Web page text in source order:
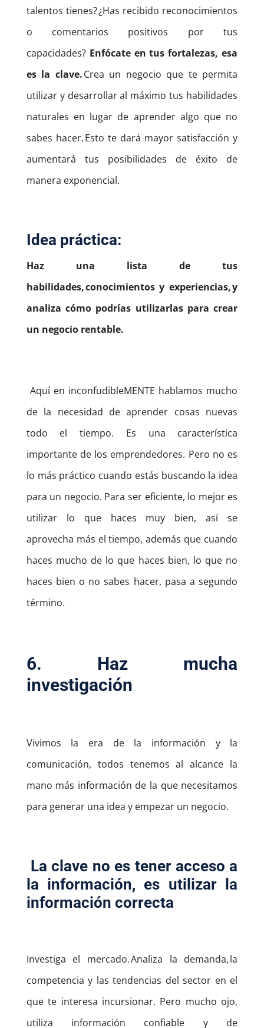
talentos tienes? ¿Has recibido reconocimientos
o comentarios positivos por tus
capacidades? Enfócate en tus fortalezas, esa
es la clave.Crea un negocio que te permita
utilizar y desarrollar al máximo tus habilidades
naturales en lugar de aprender algo que no
sabes hacer. Esto te dará mayor satisfacción y
aumentará tus posibilidades de éxito de
manera exponencial.
Idea práctica:
Haz una lista de tus
habilidades, conocimientos y experiencias, y
analiza cómo podrías utilizarlas para crear
un negocio rentable.
Aquí en inconfudibleMENTE hablamos mucho
de la necesidad de aprender cosas nuevas
todo el tiempo. Es una característica
importante de los emprendedores. Pero no es
lo más práctico cuando estás buscando la idea
para un negocio. Para ser eficiente, lo mejor es
utilizar lo que haces muy bien, así se
aprovecha más el tiempo, además que cuando
haces mucho de lo que haces bien, lo que no
haces bien o no sabes hacer, pasa a segundo
término.
6. Haz mucha
investigación
Vivimos la era de la información y la
comunicación, todos tenemos al alcance la
mano más información de la que necesitamos
para generar una idea y empezar un negocio.
La clave no es tener acceso a
la información, es utilizar la
información correcta
Investiga el mercado. Analiza la demanda, la
competencia y las tendencias del sector en el
que te interesa incursionar. Pero mucho ojo,
utiliza información confiable y de